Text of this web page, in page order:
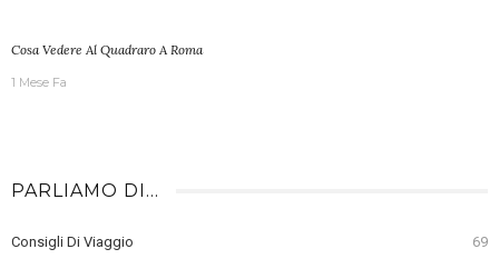
Cosa Vedere Al Quadraro A Roma
1 Mese Fa
PARLIAMO DI…
Consigli Di Viaggio 69